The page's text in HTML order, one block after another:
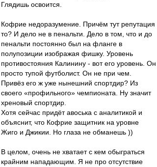
Глядишь освоится.
Кофрие недоразумение. Причём тут репутация
то? И дело не в пенальти. Дело в том, что и до
пенальти постоянно был на фланге в
полупозиции изображая фишку. Уровень
противостояния Калинину - вот его уровень. Он
просто тупой футболист. Он не при чем.
Привёз его ж уже нынешний спортдир? Из
своего «профильного» чемпионата. Ну значит
хреновый спортдир.
Хотя сейчас придёт авоська с аналитикой и
объяснит, что Кофрие защитник на уровне
Жиго и Джикии. Но глаза не обманешь ))
В целом, очень не хватает с кем обыграться
крайним нападающим. Я не про отсутствие